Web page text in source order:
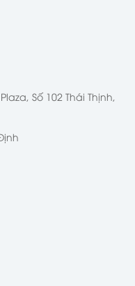
Số 102 Thái Thịnh,